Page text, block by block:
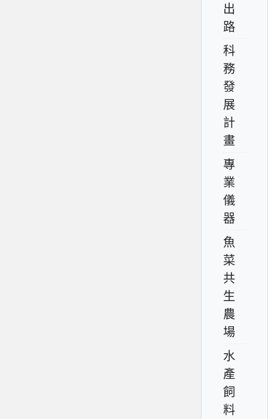
出
路
科
務
發
展
計
畫
專
業
儀
器
魚
菜
共
生
農
場
水
產
飼
料